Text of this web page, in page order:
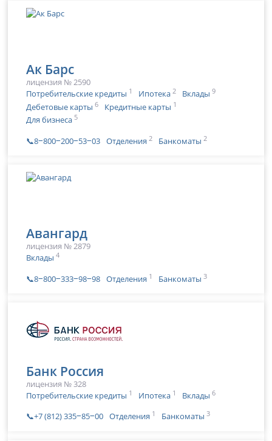
Ак Барс
лицензия № 2590
Потребительские кредиты 1 Ипотека 2 Вклады 9
Дебетовые карты 6 Кредитные карты 1
Для бизнеса 5
📞8‒800‒200‒53‒03 Отделения 2 Банкоматы 2
Авангард
лицензия № 2879
Вклады 4
📞8‒800‒333‒98‒98 Отделения 1 Банкоматы 3
Банк Россия
лицензия № 328
Потребительские кредиты 1 Ипотека 1 Вклады 6
📞+7 (812) 335‒85‒00 Отделения 1 Банкоматы 3